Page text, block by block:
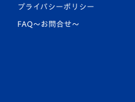
プライバシーポリシー
FAQ〜お問合せ〜